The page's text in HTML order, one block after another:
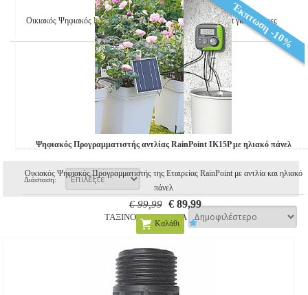
Οικιακός Ψηφιακός Προγραμματιστής της Εταιρείας RainPoint για βεράντες
€ 31,99 € 29,99
Καλάθι
Έκπτωση -10%
Ψηφιακός Προγραμματιστής αντλίας RainPoint IK15P με ηλιακό πάνελ
Οικιακός Ψηφιακός Προγραμματιστής της Εταιρείας RainPoint με αντλία και ηλιακό
πάνελ
€ 99,99 € 89,99
Καλάθι
Διάσταση:
ΤΑΞΙΝΟΜΗΣΗ ΚΑΤΑ